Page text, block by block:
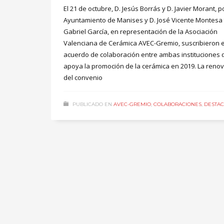
El 21 de octubre, D. Jesús Borrás y D. Javier Morant,
Ayuntamiento de Manises y D. José Vicente Montesa
Gabriel García, en representación de la Asociación
Valenciana de Cerámica AVEC-Gremio, suscribieron
acuerdo de colaboración entre ambas instituciones
apoya la promoción de la cerámica en 2019. La
del convenio
PUBLICADO EN AVEC-GREMIO, COLABORACIONES,